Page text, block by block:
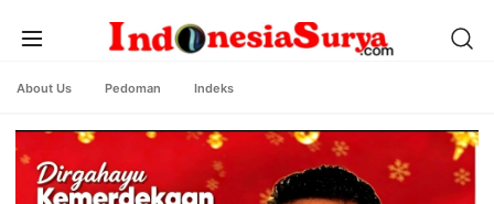
About Us Pedoman Indeks